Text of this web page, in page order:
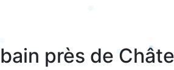
près de